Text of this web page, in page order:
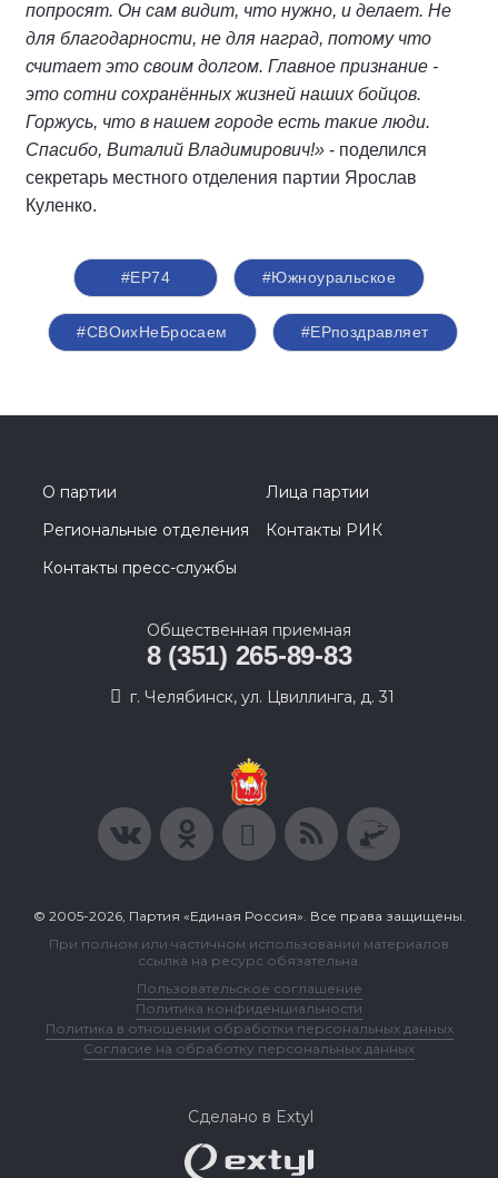
попросят. Он сам видит, что нужно, и делает. Не
для благодарности, не для наград, потому что
считает это своим долгом. Главное признание -
это сотни сохранённых жизней наших бойцов.
Горжусь, что в нашем городе есть такие люди.
Спасибо, Виталий Владимирович!» - поделился
секретарь местного отделения партии Ярослав
Куленко.
#ЕР74 #Южноуральское
#СВОихНеБросаем #ЕРпоздравляет
О партии
Лица партии
Региональные отделения
Контакты РИК
Контакты пресс-службы
Общественная приемная
8 (351) 265-89-83
г. Челябинск, ул. Цвиллинга, д. 31
© 2005-2026, Партия «Единая Россия». Все права защищены.
При полном или частичном использовании материалов
ссылка на ресурс обязательна.
Пользовательское соглашение
Политика конфиденциальности
Политика в отношении обработки персональных данных
Согласие на обработку персональных данных
Сделано в Extyl